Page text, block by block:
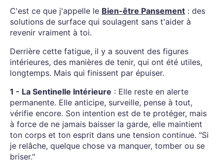
C'est ce que j'appelle le Bien-être Pansement : des
solutions de surface qui soulagent sans t'aider à
revenir vraiment à toi.
Derrière cette fatigue, il y a souvent des figures
intérieures, des manières de tenir, qui ont été utiles,
longtemps. Mais qui finissent par épuiser.
1 - La Sentinelle Intérieure : Elle reste en alerte
permanente. Elle anticipe, surveille, pense à tout,
vérifie encore. Son intention est de te protéger, mais
à force de ne jamais baisser la garde, elle maintient
ton corps et ton esprit dans une tension continue. "Si
je relâche, quelque chose va manquer, tomber ou se
briser."